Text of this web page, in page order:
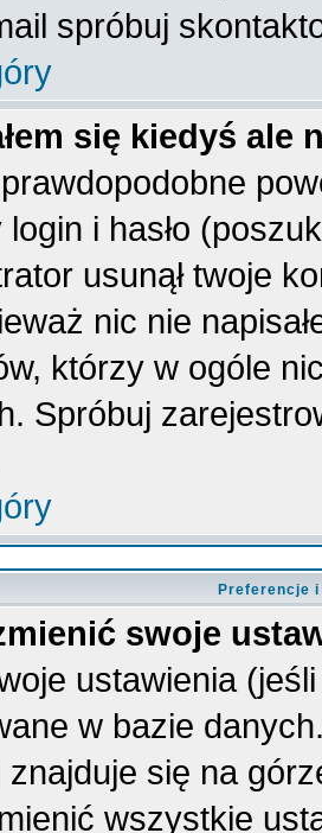
spróbuj
się kiedyś ale
login i hasło
usunął twoje
nic nie
którzy w ogóle
Spróbuj
Preferencje
swoje
ustawienia
w bazie
się na
wszystkie